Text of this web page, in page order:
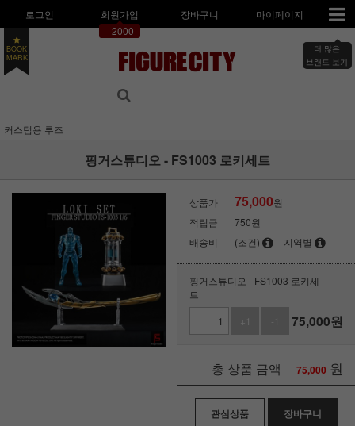
로그인
회원가입
+2000
장바구니 마이페이지
더 많은
브랜드 보기
BOOK
MARK
커스텀용 루즈
핑거스튜디오 - FS1003 로키세트
상품가 75,000원
적립금
750원
배송비
(조건) 지역별
핑거스튜디오 - FS1003 로키세
트
+1
-1 75,000원
총 상품 금액 75,000 원
관심상품 장바구니